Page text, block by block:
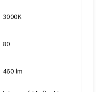
3000K
80
460 lm